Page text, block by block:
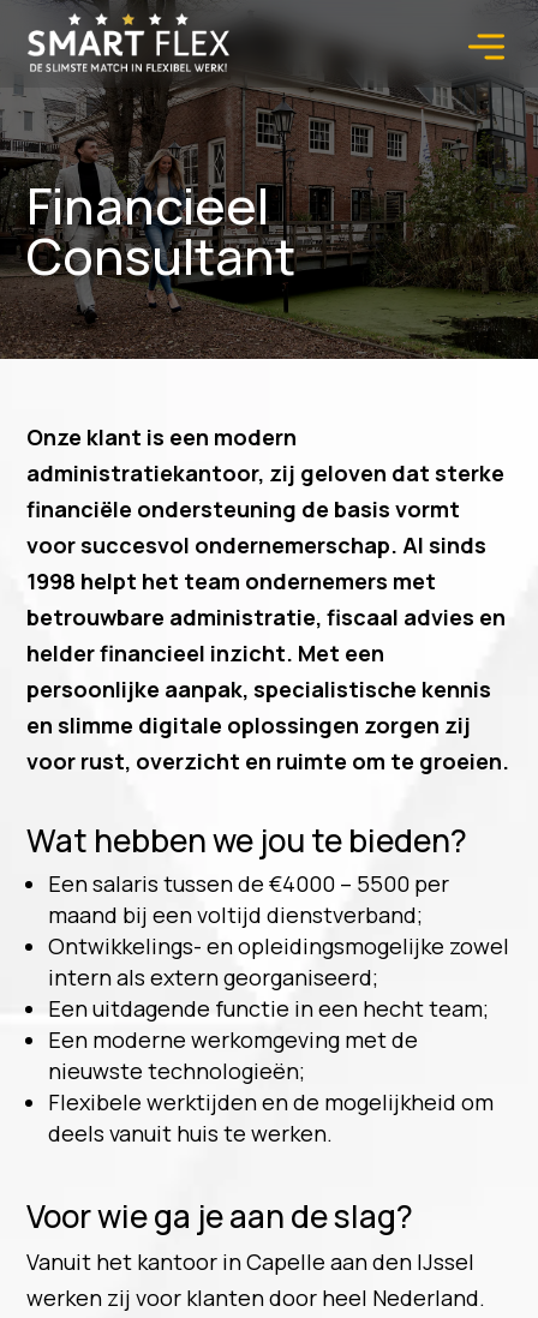
Financieel
Consultant
Onze klant is een modern
administratiekantoor, zij geloven dat sterke
financiële ondersteuning de basis vormt
voor succesvol ondernemerschap. Al sinds
1998 helpt het team ondernemers met
betrouwbare administratie, fiscaal advies en
helder financieel inzicht. Met een
persoonlijke aanpak, specialistische kennis
en slimme digitale oplossingen zorgen zij
voor rust, overzicht en ruimte om te groeien.
Wat hebben we jou te bieden?
Een salaris tussen de €4000 – 5500 per
maand bij een voltijd dienstverband;
Ontwikkelings- en opleidingsmogelijke zowel
intern als extern georganiseerd;
Een uitdagende functie in een hecht team;
Een moderne werkomgeving met de
nieuwste technologieën;
Flexibele werktijden en de mogelijkheid om
deels vanuit huis te werken.
Voor wie ga je aan de slag?
Vanuit het kantoor in Capelle aan den IJssel
werken zij voor klanten door heel Nederland.